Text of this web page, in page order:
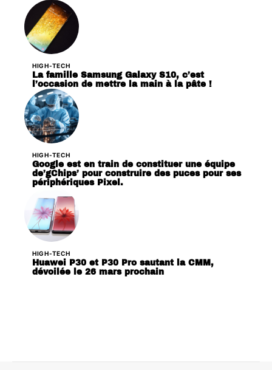
HIGH-TECH
La famille Samsung Galaxy S10, c’est
l’occasion de mettre la main à la pâte !
HIGH-TECH
Google est en train de constituer une équipe
de’gChips’ pour construire des puces pour ses
périphériques Pixel.
HIGH-TECH
Huawei P30 et P30 Pro sautant la CMM,
dévoilée le 26 mars prochain